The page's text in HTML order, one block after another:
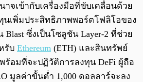
าจเข้ากับเครื่องมือที่ขับเคลื่อนด้วย
นเพิ่มประสิทธิภาพพอร์ตโฟลิโอของ
Blast ซึ่งเป็นโซลูชัน Layer-2 ที่ช่วย
รับ Ethereum (ETH) และสินทรัพย์
ร้อมที่จะปฏิวัติการลงทุน DeFi ผู้ถือ
มูลค่าขั้นต่ำ 1,000 ดอลลาร์จะลง